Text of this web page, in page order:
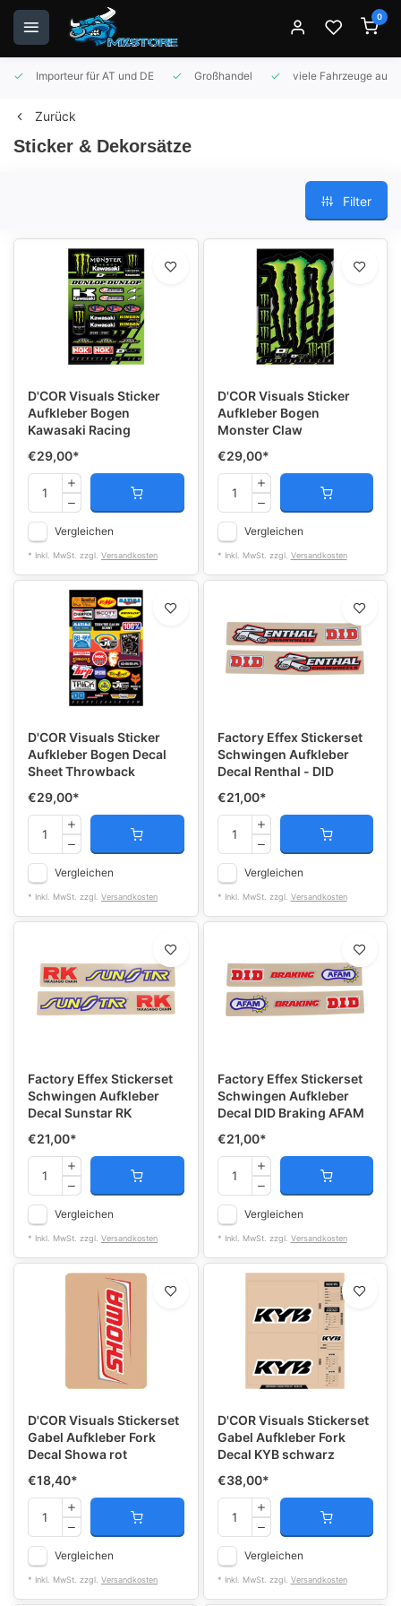
0
Importeur für AT und DE Großhandel viele Fahrzeuge auf
Zurück
Sticker & Dekorsätze
Filter
D'COR Visuals Sticker
Aufkleber Bogen
Kawasaki Racing
€29,00*
Vergleichen
* Inkl. MwSt. zzgl. Versandkosten
D'COR Visuals Sticker
Aufkleber Bogen
Monster Claw
€29,00*
Vergleichen
* Inkl. MwSt. zzgl. Versandkosten
D'COR Visuals Sticker
Aufkleber Bogen Decal
Sheet Throwback
€29,00*
Vergleichen
* Inkl. MwSt. zzgl. Versandkosten
Factory Effex Stickerset
Schwingen Aufkleber
Decal Renthal - DID
€21,00*
Vergleichen
* Inkl. MwSt. zzgl. Versandkosten
Factory Effex Stickerset
Schwingen Aufkleber
Decal Sunstar RK
€21,00*
Vergleichen
* Inkl. MwSt. zzgl. Versandkosten
Factory Effex Stickerset
Schwingen Aufkleber
Decal DID Braking AFAM
€21,00*
Vergleichen
* Inkl. MwSt. zzgl. Versandkosten
D'COR Visuals Stickerset
Gabel Aufkleber Fork
Decal Showa rot
€18,40*
Vergleichen
* Inkl. MwSt. zzgl. Versandkosten
D'COR Visuals Stickerset
Gabel Aufkleber Fork
Decal KYB schwarz
€38,00*
Vergleichen
* Inkl. MwSt. zzgl. Versandkosten